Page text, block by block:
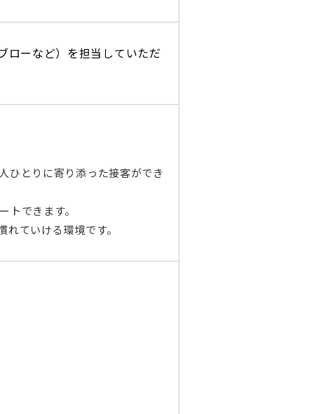
ローなど）を担当していただ
ひとりに寄り添った接客ができ
トできます。
ていける環境です。